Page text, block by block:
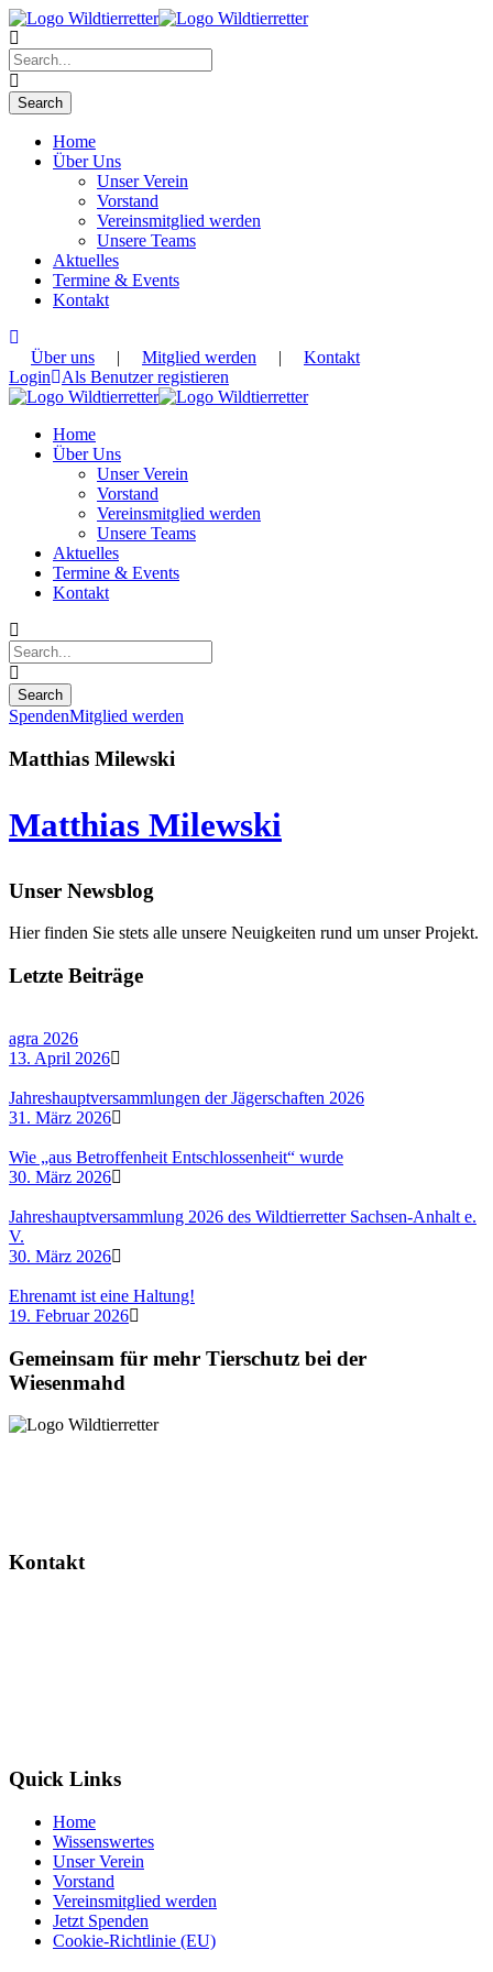
Home
Über Uns
Unser Verein
Vorstand
Vereinsmitglied werden
Unsere Teams
Aktuelles
Termine & Events
Kontakt
Über uns | Mitglied werden |
Kontakt
Login
Als Benutzer registieren
Home
Über Uns
Unser Verein
Vorstand
Vereinsmitglied werden
Unsere Teams
Aktuelles
Termine & Events
Kontakt
SpendenMitglied werden
Matthias Milewski
Matthias Milewski
Unser Newsblog
Hier finden Sie stets alle unsere Neuigkeiten rund um unser Projekt.
Letzte Beiträge
agra 2026
13. April 2026
Jahreshauptversammlungen der Jägerschaften 2026
31. März 2026
Wie „aus Betroffenheit Entschlossenheit“ wurde
30. März 2026
Jahreshauptversammlung 2026 des Wildtierretter Sachsen-Anhalt e.
V.
30. März 2026
Ehrenamt ist eine Haltung!
19. Februar 2026
Gemeinsam für mehr Tierschutz bei der
Wiesenmahd
Kontakt
Quick Links
Home
Wissenswertes
Unser Verein
Vorstand
Vereinsmitglied werden
Jetzt Spenden
Cookie-Richtlinie (EU)